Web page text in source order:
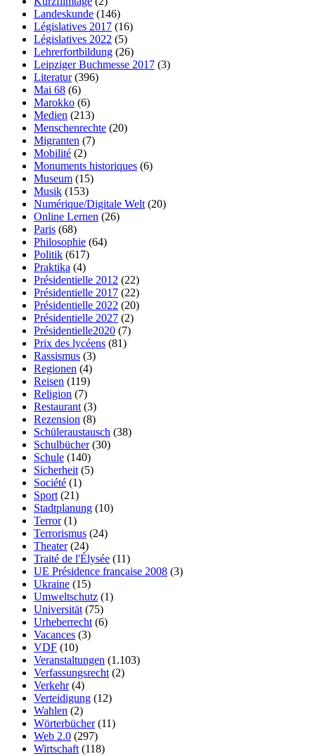
Landeskunde (146)
Législatives 2017 (16)
Législatives 2022 (5)
Lehrerfortbildung (26)
Leipziger Buchmesse 2017 (3)
Literatur(396)
Mai 68 (6)
Marokko (6)
Medien (213)
Menschenrechte (20)
Migranten (7)
Mobilité (2)
Monuments historiques (6)
Museum (15)
Musik (153)
Numérique/Digitale Welt (20)
Online Lernen (26)
Paris (68)
Philosophie (64)
Politik (617)
Praktika (4)
Présidentielle 2012 (22)
Présidentielle 2017 (22)
Présidentielle 2022 (20)
Présidentielle 2027 (2)
Présidentielle2020 (7)
Prix des lycéens (81)
Rassismus (3)
Regionen (4)
Reisen (119)
Religion (7)
Restaurant (3)
Rezension (8)
Schüleraustausch (38)
Schulbücher(30)
Schule (140)
Sicherheit (5)
Société (1)
Sport (21)
Stadtplanung (10)
Terror(1)
Terrorismus (24)
Theater(24)
Traité de l'Élysée (11)
UE Présidence française 2008 (3)
Ukraine (15)
Umweltschutz (1)
Universität (75)
Urheberrecht (6)
Vacances (3)
VDF (10)
Veranstaltungen (1.103)
Verfassungsrecht (2)
Verkehr(4)
Verteidigung (12)
Wahlen (2)
Wörterbücher(11)
Web 2.0 (297)
Wirtschaft (118)